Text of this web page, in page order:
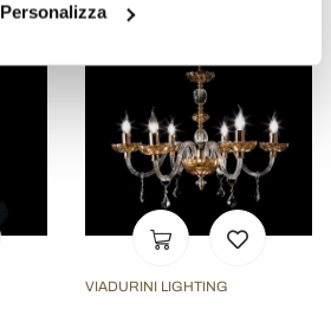
Personalizza
VIADURINI LIGHTING